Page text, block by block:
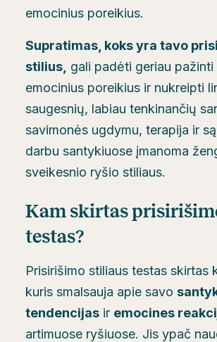
emocinius poreikius.
Supratimas, koks yra tavo
stilius, gali padėti geriau pažinti
emocinius poreikius ir nukreipti
saugesnių, labiau tenkinančių
savimonės ugdymu, terapija ir
darbu santykiuose įmanoma
sveikesnio ryšio stiliaus.
Kam skirtas
testas?
Prisirišimo stiliaus testas skirtas
kuris smalsauja apie savo
tendencijas ir emocines
artimuose ryšiuose. Jis ypač